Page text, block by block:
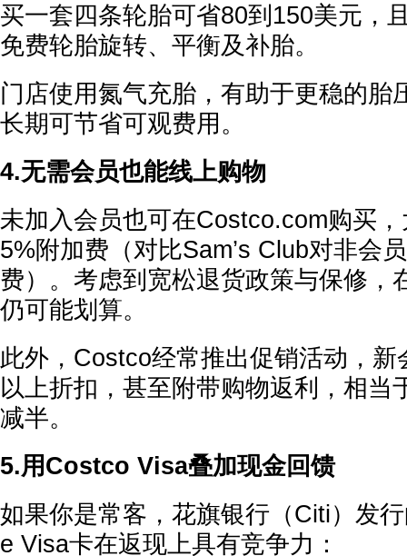
买一套四条轮胎可省80到150美元，
免费轮胎旋转、平衡及补胎。
门店使用氮气充胎，有助于更稳的胎
长期可节省可观费用。
4.无需会员也能线上购物
未加入会员也可在Costco.com购买
5%附加费（对比Sam’s Club对非会
费）。考虑到宽松退货政策与保修，
仍可能划算。
此外，Costco经常推出促销活动，新
以上折扣，甚至附带购物返利，相当
减半。
5.用Costco Visa叠加现金回馈
如果你是常客，花旗银行（Citi）发
e Visa卡在返现上具有竞争力：